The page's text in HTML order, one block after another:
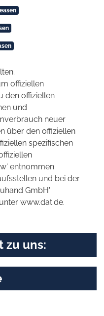
offiziellen
den offiziellen
und
neuer
über den offiziellen
spezifischen
entnommen
und bei der
GmbH'
www.dat.de.
zu uns: